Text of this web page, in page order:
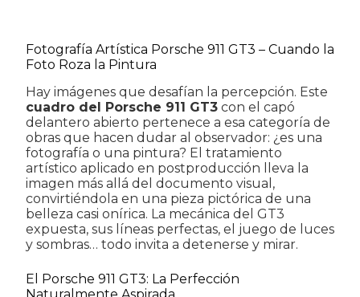
Fotografía Artística Porsche 911 GT3 – Cuando la
Foto Roza la Pintura
Hay imágenes que desafían la percepción. Este
cuadro del Porsche 911 GT3 con el capó
delantero abierto pertenece a esa categoría de
obras que hacen dudar al observador: ¿es una
fotografía o una pintura? El tratamiento
artístico aplicado en postproducción lleva la
imagen más allá del documento visual,
convirtiéndola en una pieza pictórica de una
belleza casi onírica. La mecánica del GT3
expuesta, sus líneas perfectas, el juego de luces
y sombras… todo invita a detenerse y mirar.
El Porsche 911 GT3: La Perfección